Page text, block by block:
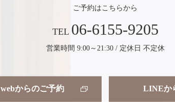
ご予約はこちらから
TEL 06-6155-9205
営業時間 9:00～21:30 / 定休日 不定休
webからのご予約 LINEか